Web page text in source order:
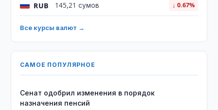
RUB 145,21 сумов ↓ 0.67%
Все курсы валют →
САМОЕ ПОПУЛЯРНОЕ
Сенат одобрил изменения в порядок
назначения пенсий